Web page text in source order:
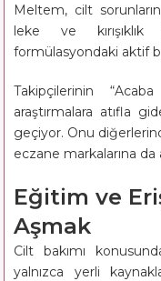
Meltem, cilt
leke ve kırışıklık
formülasyondaki aktif
Takipçilerinin
araştırmalara atıfla
geçiyor. Onu
eczane markalarına da
Eğitim ve
Aşmak
Cilt bakımı
yalnızca yerli